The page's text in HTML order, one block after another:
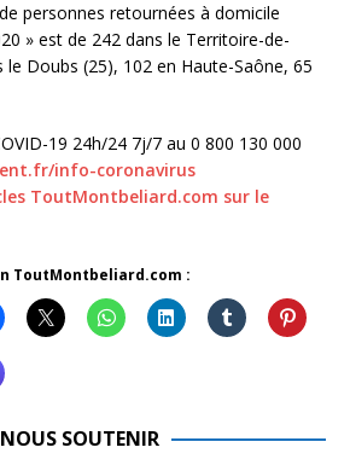
personnes retournées à domicile
» est de 242 dans le Territoire-de-
Doubs (25), 102 en Haute-Saône, 65
19 24h/24 7j/7 au 0 800 130 000
info-coronavirus
ToutMontbeliard.com sur le
ToutMontbeliard.com :
NOUS SOUTENIR